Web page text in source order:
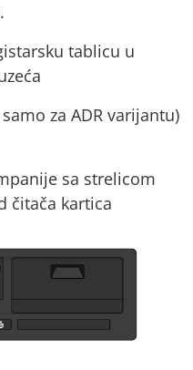
tablicu u
za ADR varijantu)
sa strelicom
čitača kartica